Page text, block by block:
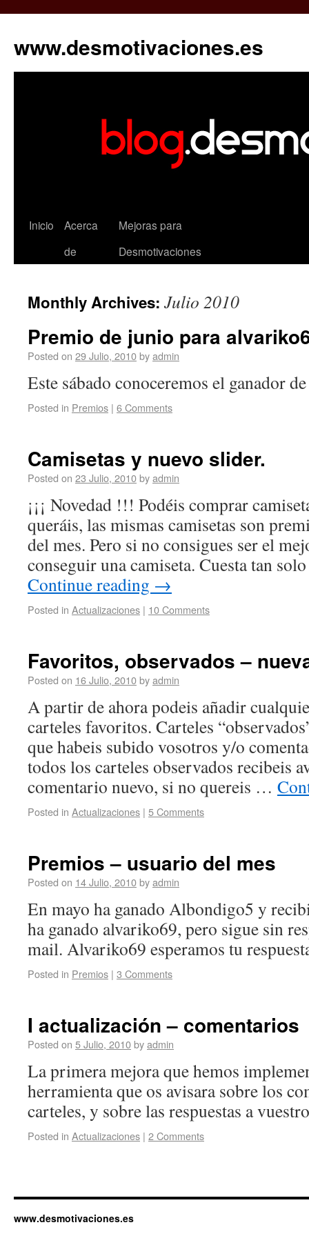
www.desmotivaciones.es
Inicio
Acerca
de
Mejoras para
Desmotivaciones
Monthly Archives: Julio 2010
Premio de junio para
Posted on 29 Julio, 2010byadmin
Este sábado conoceremos el ganador
Posted in Premios | 6 Comments
Camisetas y nuevo slider.
Posted on 23 Julio, 2010byadmin
¡¡¡ Novedad !!! Podéis comprar
queráis, las mismas camisetas son
del mes. Pero si no consigues ser el
conseguir una camiseta. Cuesta tan
Continue reading →
Posted in Actualizaciones | 10 Comments
Favoritos, observados –
Posted on 16 Julio, 2010byadmin
A partir de ahora podeis añadir
carteles favoritos. Carteles
que habeis subido vosotros y/o
todos los carteles observados recibeis
comentario nuevo, si no quereis …
Posted in Actualizaciones | 5 Comments
Premios – usuario del mes
Posted on 14 Julio, 2010byadmin
En mayo ha ganado Albondigo5 y
ha ganado alvariko69, pero sigue sin
mail. Alvariko69 esperamos tu
Posted in Premios | 3 Comments
I actualización – comentarios
Posted on 5 Julio, 2010byadmin
La primera mejora que hemos
herramienta que os avisara sobre los
carteles, y sobre las respuestas a
Posted in Actualizaciones | 2 Comments
www.desmotivaciones.es